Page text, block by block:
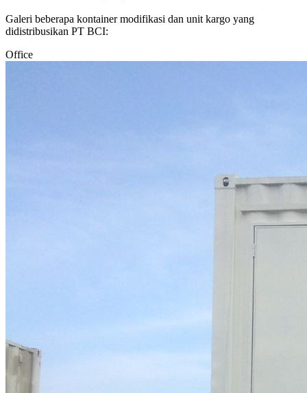
Galeri beberapa kontainer modifikasi dan unit kargo yang
didistribusikan PT BCI:
Office